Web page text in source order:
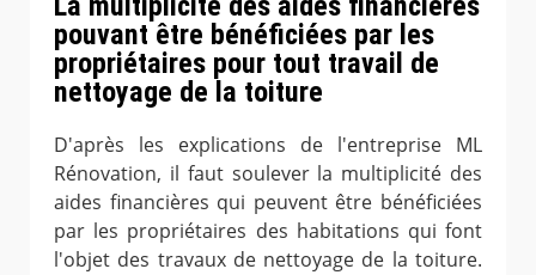
pouvant être bénéficiées par les
propriétaires pour tout travail de
nettoyage de la toiture
D'après les explications de l'entreprise ML
Rénovation, il faut soulever la multiplicité des
aides financières qui peuvent être bénéficiées
par les propriétaires des habitations qui font
l'objet des travaux de nettoyage de la toiture.